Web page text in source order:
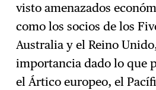
visto amenazados
como los socios de los
Australia y el Reino
importancia dado lo que
el Ártico europeo, el